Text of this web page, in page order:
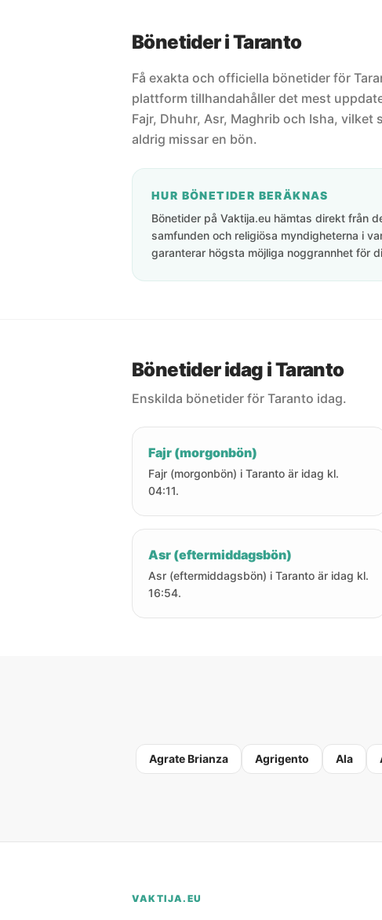
Bönetider i Taranto
Få exakta och officiella bönetider för
plattform tillhandahåller det mest
Fajr, Dhuhr, Asr, Maghrib och Isha, vilket
aldrig missar en bön.
HUR BÖNETIDER BERÄKNAS
Bönetider på Vaktija.eu hämtas direkt från
samfunden och religiösa myndigheterna i
garanterar högsta möjliga noggrannhet för
Bönetider idag i Taranto
Enskilda bönetider för Taranto idag.
Fajr (morgonbön)
Fajr (morgonbön) i Taranto är idag kl.
04:11.
Asr (eftermiddagsbön)
Asr (eftermiddagsbön) i Taranto är idag kl.
16:54.
Agrate Brianza Agrigento Ala
VAKTIJA.EU